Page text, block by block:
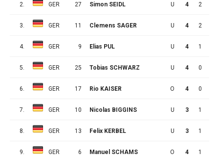
2. GER 27 Simon SEIDL U 4 2
3. GER 11 Clemens SAGER U 4 2
4. GER 9 Elias PUL U 4 1
5. GER 25 Tobias SCHWARZ U 4 0
6. GER 17 Rio KAISER O 4 0
7. GER 10 Nicolas BIGGINS U 3 1
8. GER 13 Felix KERBEL U 3 1
9. GER 6 Manuel SCHAMS O 4 1